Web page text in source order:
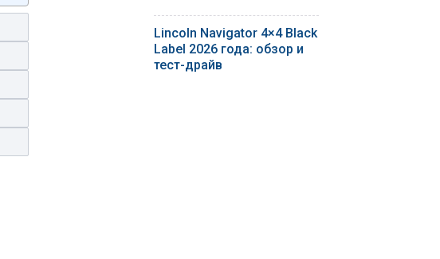
Lincoln Navigator 4×4 Black
Label 2026 года: обзор и
тест-драйв